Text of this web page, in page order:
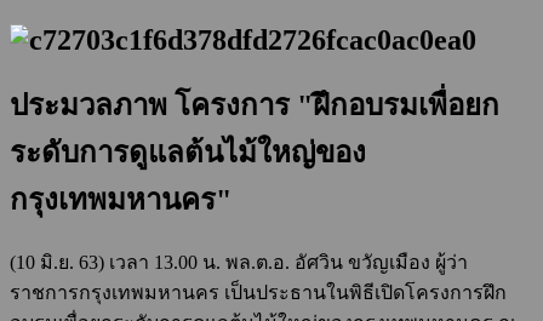
ประมวลภาพ โครงการ "ฝึกอบรมเพื่อยก
ระดับการดูแลต้นไม้ใหญ่ของ
กรุงเทพมหานคร"
(10 มิ.ย. 63) เวลา 13.00 น. พล.ต.อ. อัศวิน ขวัญเมือง ผู้ว่า
ราชการกรุงเทพมหานคร เป็นประธานในพิธีเปิดโครงการฝึก